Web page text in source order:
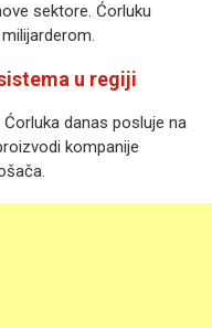
sektore. Ćorluku
u regiji
danas posluje na
kompanije